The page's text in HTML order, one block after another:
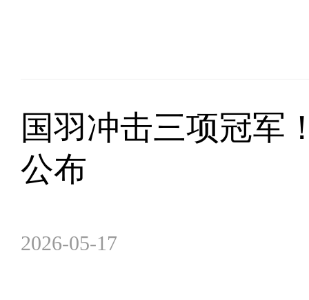
国羽冲击三项冠军
公布
2026-05-17